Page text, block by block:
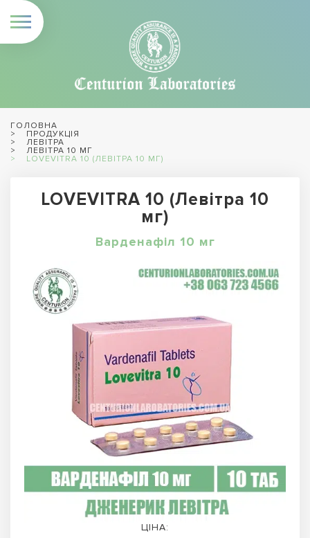
ГОЛОВНА
ПРОДУКЦІЯ
ЛЕВІТРА
ЛЕВІТРА 10 МГ
LOVEVITRA 10 (ЛЕВІТРА 10 МГ)
LOVEVITRA 10 (Левітра 10
мг)
Варденафіл 10 мг
ЦІНА: